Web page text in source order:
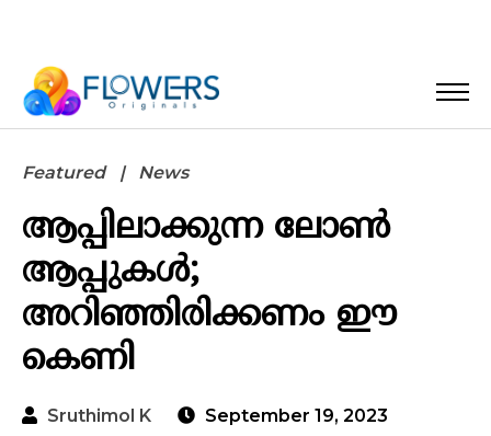
Featured News
ആപ്പിലാക്കുന്ന ലോൺ
ആപ്പുകൾ;
അറിഞ്ഞിരിക്കണം ഈ
കെണി
Sruthimol K September 19, 2023